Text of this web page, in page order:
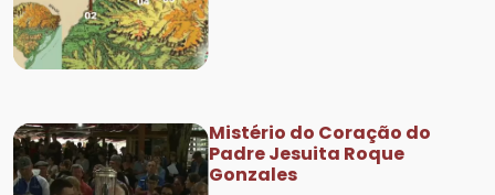
Mistério do Coração do
Padre Jesuita Roque
Gonzales